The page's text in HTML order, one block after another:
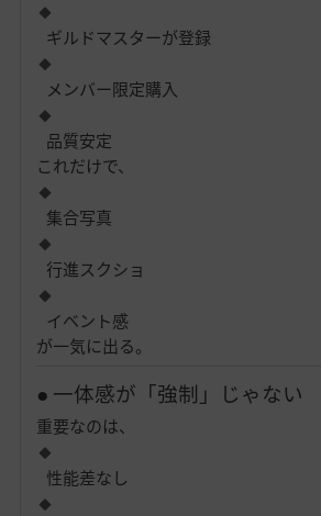
ギルドマスターが登録
メンバー限定購入
品質安定
これだけで、
集合写真
行進スクショ
イベント感
が一気に出る。
● 一体感が「強制」じゃない
重要なのは、
性能差なし